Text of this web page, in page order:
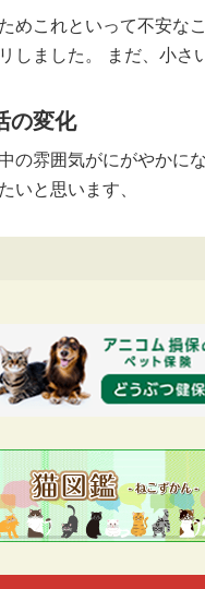
めこれといって不安な
しました。 まだ、小
の変化
の雰囲気がにがやかに
いと思います、